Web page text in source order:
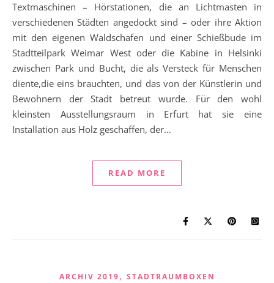
Textmaschinen – Hörstationen, die an Lichtmasten in
verschiedenen Städten angedockt sind – oder ihre Aktion
mit den eigenen Waldschafen und einer Schießbude im
Stadtteilpark Weimar West oder die Kabine in Helsinki
zwischen Park und Bucht, die als Versteck für Menschen
diente,die eins brauchten, und das von der Künstlerin und
Bewohnern der Stadt betreut wurde. Für den wohl
kleinsten Ausstellungsraum in Erfurt hat sie eine
Installation aus Holz geschaffen, der…
READ MORE
ARCHIV 2019, STADTRAUMBOXEN